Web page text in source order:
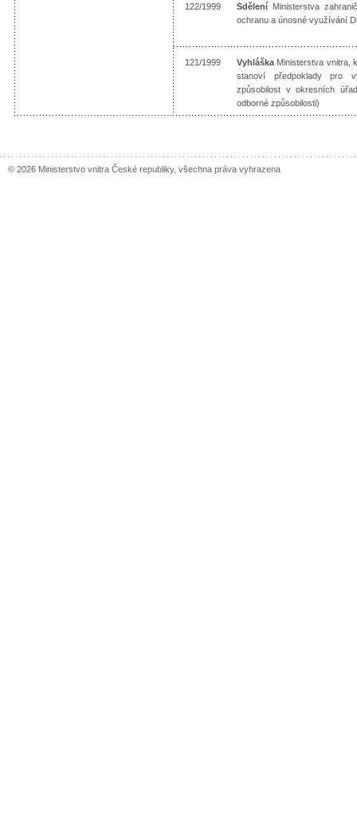
122/1999 Sdělení Ministerstva
ochranu a únosné využívání
121/1999 Vyhláška Ministerstva vnitra,
stanoví předpoklady pro
způsobilost v okresních
odborné způsobilosti)
© 2026 Ministerstvo vnitra České republiky, všechna práva vyhrazena